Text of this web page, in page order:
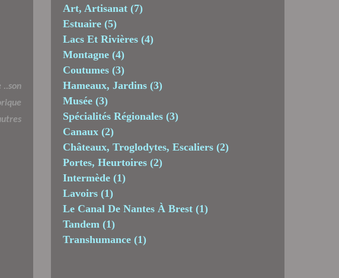
..son
Art, Artisanat (7)
Estuaire (5)
Lacs Et Rivières (4)
Montagne (4)
Coutumes (3)
Hameaux, Jardins (3)
Musée (3)
Spécialités Régionales (3)
Canaux (2)
Châteaux, Troglodytes, Escaliers (2)
Portes, Heurtoires (2)
Intermède (1)
Lavoirs (1)
Le Canal De Nantes À Brest (1)
Tandem (1)
Transhumance (1)